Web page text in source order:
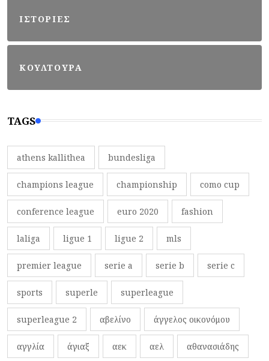
ΙΣΤΟΡΙΕΣ
ΚΟΥΛΤΟΥΡΑ
TAGS
athens kallithea bundesliga
champions league championship como cup
conference league euro 2020 fashion
laliga ligue 1 ligue 2 mls
premier league serie a serie b serie c
sports superle superleague
superleague 2 αβελίνο άγγελος οικονόμου
αγγλία άγιαξ αεκ αελ αθανασιάδης